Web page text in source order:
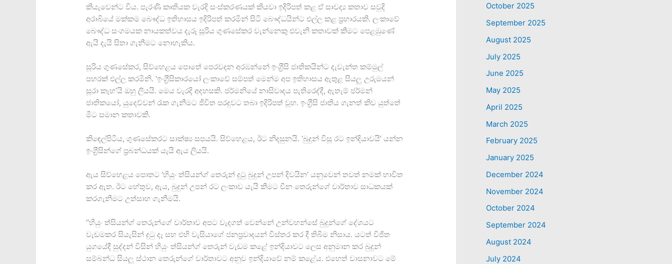
කියැවෙන්ට විය. පැරණි කෘතියක වැරදි සංස්කරණයක් කියවා ඉදිරිපත් කළ ඒ සාවද්‍ය කතාව සවුදි
අරාබියේ මක්කම බෞද්ධ ඉතිහාසය ඉදිරිපත් කරමින් සිටි බෞද්ධයින්ට එල්ල කළ ප‍්‍රහාරයකි. ලංකාවේ
බෞද්ධ සංගමයක නායකත්වය දැරූ සූරිය ගුණසේකර වැන්නෙකු එවැනි කතාවක් කීමට පෙළඹුණේ
ඇයි දැයි සිතා ගැනීමට නොහැකිය.
සූරිය ගුණසේකර, සිව්හෙළය පොතේ පෙරවදන අරඹන්නේ ඉංග‍්‍රීසි ජාතිකයින්ට දැවැන්ත කම්මුල්
පහරක් එල්ල කරමිනි. ‘ඉංග‍්‍රීසිකාරයෝ ලංකාවේ සම්පත් මෙන්ම අප ඉතිහාසය ඇතුළ සියලු උරුමයන්
සූරා කෑහ’යි ඔහු ලියයි. මෙය වැරදි අදහසකි. ජර්මනියේ නාසිවාදය පැතිරෙද්දී, ඇතැම් ජර්මන්
ජාතිකයෝ, යුදෙව්වන් රැක ගැනීමට ජීවිත පරදුවට තබා ඉදිරිපත් වූහ. ඉංග‍්‍රීසි ජාතිය ගැනත් කිව යුත්තේ
මීට සමාන කතාවකි.
කිඳෙල්පිටිය, ගුණසේකරට සාක්ෂ්‍ය සපයයි. සිව්හෙළය, ඊට නිදසුනයි. ‘බුදුන් විසූ රට ඉන්දියාවයි’ යන්න
ඉංග‍්‍රීසින්ගේ ප‍්‍රබන්ධයක් යැයි ඇය ලියයි.
ඇය සිව්හෙළය පොතට ‘හියුං ත්සියන්ග් තෙරුන් දුටු බුදුන් උපන් දිවයින’ යනුවෙන් තවත් නමක් භාවිත
කර ඇත. ඊට හේතුව, ඇය, බුදුන් උපන් රට ලංකාව යැයි කීමට චීන තෙරුන්ගේ වාර්තාව සාධකයක්
කරගැනීමට උත්සාහ ගැනීමයි.
‘‘හියුං ත්සියන්ග් තෙරුන්ගේ වාර්තාව අපට වැදගත් වෙන්නේ උන්වහන්සේ බුදුන්ගේ දේශයට
වැඩමකර සියැසින් දුටු දෑ සහ එහි වැසියාගේ ජනප‍්‍රවාදයන් විස්තර කර දී තිබීම නිසාය. යටත් විජිත
යුගයේදී සුද්දන් විසින් හියුං ත්සියන්ග් තෙරුන් වැඩම කළේ ඉන්දියාවට ලෙස අනුමාන කර බුදුන්
සම්බන්ධ සියලු ස්ථාන තෙරුන්ගේ වාර්තාවට අනුව ඉන්දියාවේ නම් කළේය. එහෙත් වාසනාවට මේ
October 2025
September 2025
August 2025
July 2025
June 2025
May 2025
April 2025
March 2025
February 2025
January 2025
December 2024
November 2024
October 2024
September 2024
August 2024
July 2024